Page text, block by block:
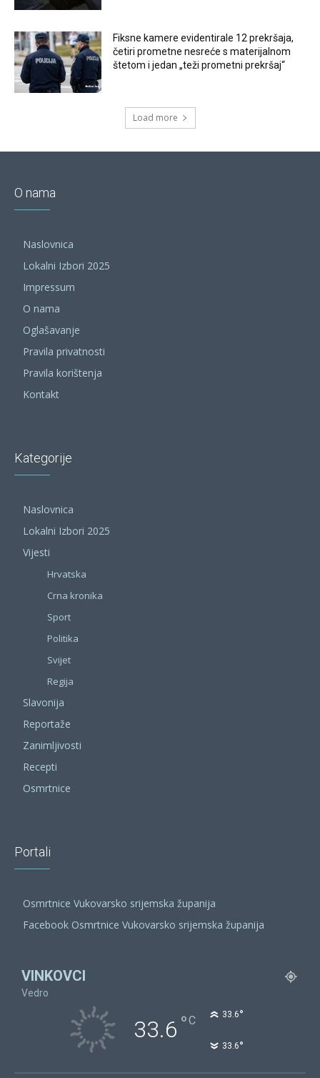
Fiksne kamere evidentirale 12 prekršaja,
četiri prometne nesreće s materijalnom
štetom i jedan „teži prometni prekršaj“
Load more
O nama
Naslovnica
Lokalni Izbori 2025
Impressum
O nama
Oglašavanje
Pravila privatnosti
Pravila korištenja
Kontakt
Kategorije
Naslovnica
Lokalni Izbori 2025
Vijesti
Hrvatska
Crna kronika
Sport
Politika
Svijet
Regija
Slavonija
Reportaže
Zanimljivosti
Recepti
Osmrtnice
Portali
Osmrtnice Vukovarsko srijemska županija
Facebook Osmrtnice Vukovarsko srijemska županija
VINKOVCI
Vedro
33.6 °C 33.6°
33.6°